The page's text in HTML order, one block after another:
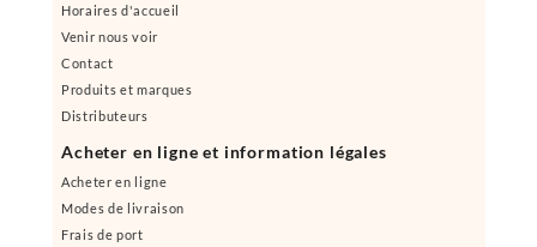
Horaires d'accueil
Venir nous voir
Contact
Produits et marques
Distributeurs
Acheter en ligne et information légales
Acheter en ligne
Modes de livraison
Frais de port